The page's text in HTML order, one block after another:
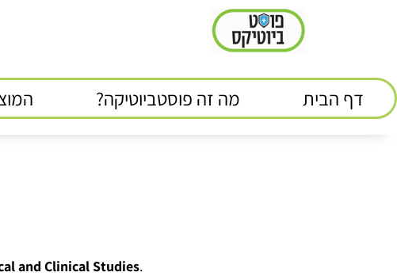
דף הבית מה זה פוסטביוטיקה?
and Clinical Studies.